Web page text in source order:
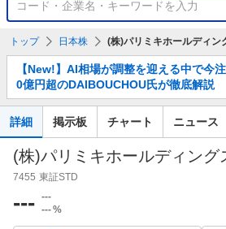
検
トップ 日本株 (株)パリミキホールディン
知
ら
せ
【New!】AI相場が調整を迎える中で今
0億円超のDAIBOUCHOU氏が徹底解説
詳細 掲示板 チャート ニュース
(株)パリミキホールディング
7455 東証STD
--- ---
---%